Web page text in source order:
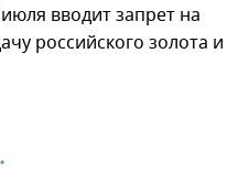
вводит запрет на
российского золота и